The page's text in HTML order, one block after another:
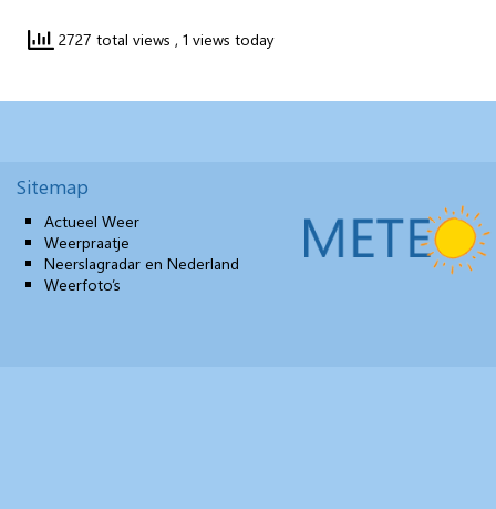
2727 total views , 1 views today
Sitemap
Actueel Weer
Weerpraatje
Neerslagradar en Nederland
Weerfoto’s